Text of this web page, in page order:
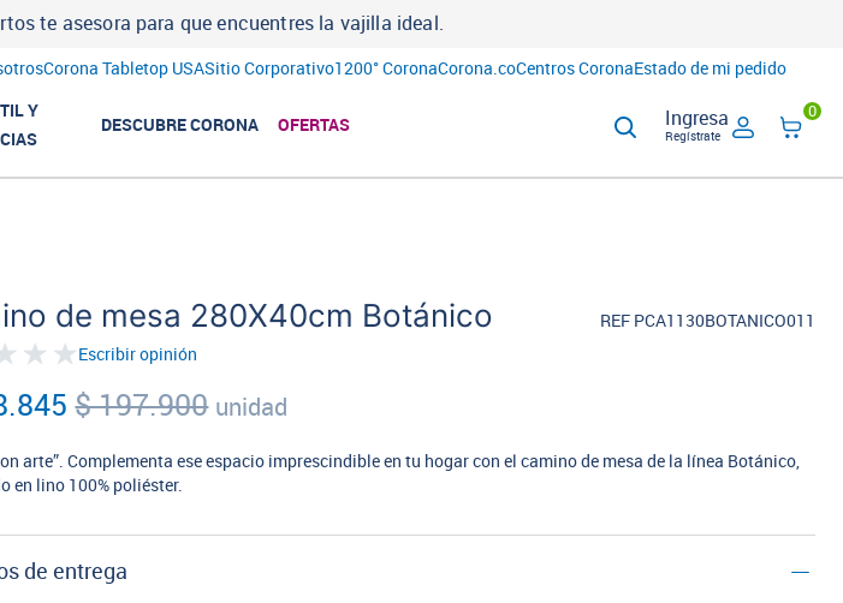
te asesora para que encuentres la vajilla ideal.
Corona Tabletop USASitio Corporativo1200° CoronaCorona.coCentros CoronaEstado de mi pedido
Y
DESCUBRE CORONA OFERTAS Ingresa
Regístrate
0
de mesa 280X40cm Botánico
REF PCA1130BOTANICO011
Escribir opinión
$ 197.900 unidad
arte”. Complementa ese espacio imprescindible en tu hogar con el camino de mesa de la línea Botánico,
en lino 100% poliéster.
de entrega